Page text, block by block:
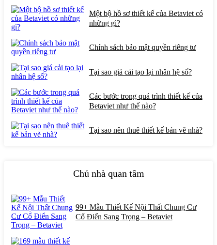
Một bộ hồ sơ thiết kế của Betaviet có
những gì?
Chính sách bảo mật quyền riêng tư
Tại sao giá cải tạo lại nhân hệ số?
Các bước trong quá trình thiết kế của
Betaviet như thế nào?
Tại sao nên thuê thiết kế bản vẽ nhà?
Chủ nhà quan tâm
99+ Mẫu Thiết Kế Nội Thất Chung Cư
Cổ Điển Sang Trọng – Betaviet